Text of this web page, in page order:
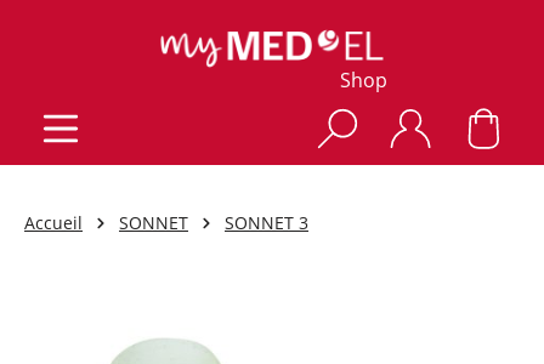
Shop
Accueil SONNET SONNET 3